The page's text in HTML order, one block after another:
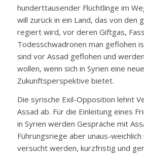
hunderttausender Flüchtlinge im
will zurück in ein Land, das von den
regiert wird, vor deren Giftgas,
Todesschwadronen man geflohen
sind vor Assad geflohen und
wollen, wenn sich in Syrien eine neue
Zukunftsperspektive bietet.
Die syrische Exil-Opposition lehnt
Assad ab. Für die Einleitung eines
in Syrien werden Gespräche mit
Führungsriege aber unaus-
versucht werden, kurzfristig und